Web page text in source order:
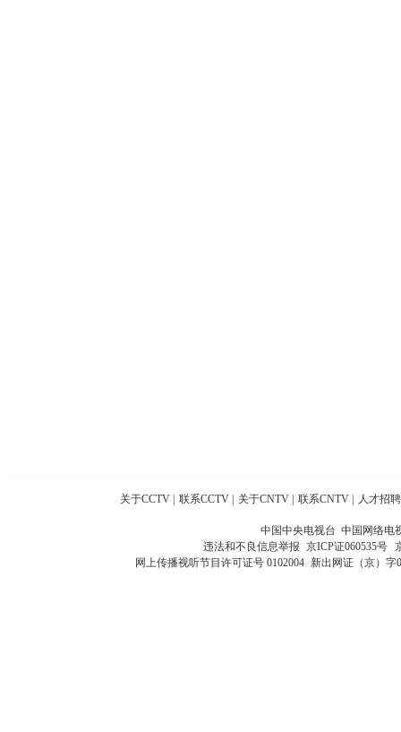
关于CCTV 联系CCTV 关于CNTV 联系CNTV 人才招聘
中国中央电视台 中国网络电
违法和不良信息举报 京ICP证060535号
网上传播视听节目许可证号 0102004 新出网证（京）